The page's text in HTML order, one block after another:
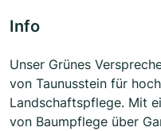
Info
Unser Grünes
von Taunusstein für
Landschaftspflege. Mit
von Baumpflege über